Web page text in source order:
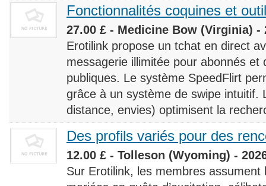
Fonctionnalités coquines et
27.00 £ - Medicine Bow (Virginia) -
Erotilink propose un tchat en direct
messagerie illimitée pour abonnés et
publiques. Le système SpeedFlirt
grâce à un système de swipe intuitif.
distance, envies) optimisent la
Des profils variés pour des
12.00 £ - Tolleson (Wyoming) -
Sur Erotilink, les membres